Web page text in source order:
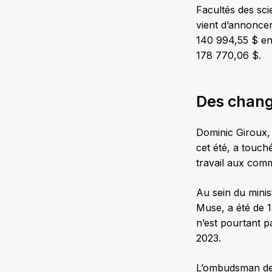
Facultés des
vient
140 994,55 $
178 770,06 $.
Des
Dominic
cet été, a
travail aux
Au sein du
Muse, a été de
n’est pourtant
2023.
L’ombudsman